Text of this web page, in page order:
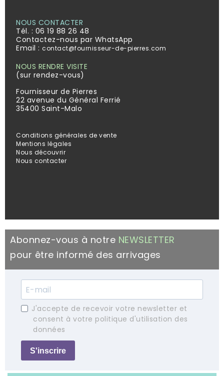
NOUS CONTACTER
Tél. : 06 19 88 26 48
Contactez-nous par WhatsApp
Email : contact@fournisseur-de-pierres.com
NOUS RENDRE VISITE
(sur rendez-vous)
Fournisseur de Pierres
22 avenue du Général Ferrié
35400 Saint-Malo
Conditions générales de vente
Mentions légales
Nous découvrir
Nous contacter
Abonnez-vous à notre NEWSLETTER
pour être informé des arrivages
J'accepte de recevoir votre newsletter et
consent à votre politique d'utilisation des
données
S'inscrire